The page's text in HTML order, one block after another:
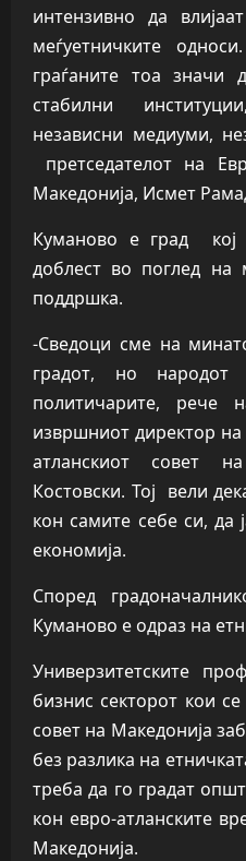
интензивно да
меѓуетничките
граѓаните тоа значи
стабилни
независни медиуми,
претседателот на
Македонија, Исмет
Куманово е град кој
доблест во поглед на
поддршка.
-Сведоци сме на
градот, но
политичарите, рече
извршниот директор
атланскиот совет
Костовски. Тој вели
кон самите себе си, да
економија.
Според
Куманово е одраз на
Универзитетските
бизнис секторот кои
совет на Македонија
без разлика на
треба да го градат
кон евро-атланските
Македонија.